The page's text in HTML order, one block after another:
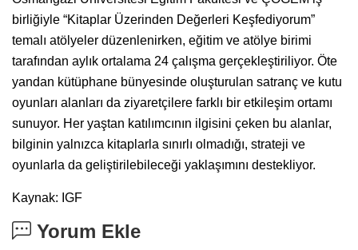
birliğiyle “Kitaplar Üzerinden Değerleri Keşfediyorum”
temalı atölyeler düzenlenirken, eğitim ve atölye birimi
tarafından aylık ortalama 24 çalışma gerçekleştiriliyor. Öte
yandan kütüphane bünyesinde oluşturulan satranç ve kutu
oyunları alanları da ziyaretçilere farklı bir etkileşim ortamı
sunuyor. Her yaştan katılımcının ilgisini çeken bu alanlar,
bilginin yalnızca kitaplarla sınırlı olmadığı, strateji ve
oyunlarla da geliştirilebileceği yaklaşımını destekliyor.
Kaynak: IGF
Yorum Ekle